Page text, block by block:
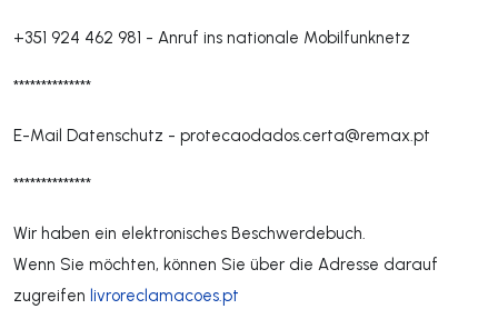
+351 924 462 981 - Anruf ins nationale Mobilfunknetz
**************
E-Mail Datenschutz - protecaodados.certa@remax.pt
**************
Wir haben ein elektronisches Beschwerdebuch.
Wenn Sie möchten, können Sie über die Adresse darauf
zugreifen livroreclamacoes.pt